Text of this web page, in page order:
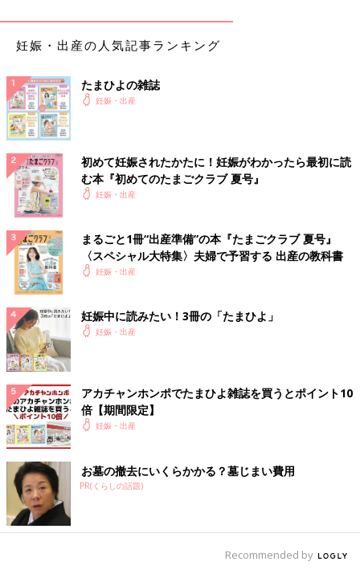
妊娠・出産の人気記事ランキング
たまひよの雑誌
妊娠・出産
初めて妊娠されたかたに！妊娠がわかったら最初に読
む本『初めてのたまごクラブ 夏号』
妊娠・出産
まるごと1冊“出産準備”の本『たまごクラブ 夏号』
〈スペシャル大特集〉夫婦で予習する 出産の教科書
妊娠・出産
妊娠中に読みたい！3冊の「たまひよ」
妊娠・出産
アカチャンホンポでたまひよ雑誌を買うとポイント10
倍【期間限定】
妊娠・出産
お墓の撤去にいくらかかる？墓じまい費用
PR(くらしの話題)
Recommended by